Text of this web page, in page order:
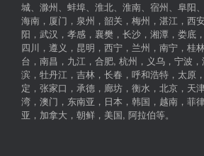
城、滁州、蚌埠、淮北、淮南、宿州、阜阳
海南，厦门，泉州，韶关，梅州，湛江，西
阳，武汉，孝感，襄樊，长沙，湘潭，娄底
四川，遵义，昆明，西宁，兰州，南宁，桂
台，南昌，九江，合肥, 杭州，义乌，宁波
滨，牡丹江，吉林，长春，呼和浩特，太原
定，张家口，承德，廊坊，衡水，北京，天
湾，澳门，东南亚，日本，韩国，越南，菲
亚，加拿大，朝鲜，美国, 阿拉伯等。